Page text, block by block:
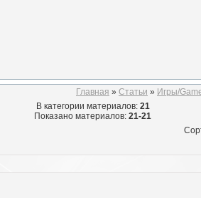
Главная » Статьи » Игры/
В категории материалов: 21
Показано материалов: 21-21